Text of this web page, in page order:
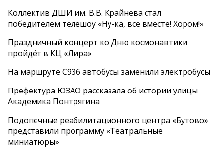
Коллектив ДШИ им. В.В. Крайнева стал
победителем телешоу «Ну-ка, все вместе! Хором!»
Праздничный концерт ко Дню космонавтики
пройдёт в КЦ «Лира»
На маршруте С936 автобусы заменили электробусы
Префектура ЮЗАО рассказала об истории улицы
Академика Понтрягина
Подопечные реабилитационного центра «Бутово»
представили программу «Театральные
миниатюры»